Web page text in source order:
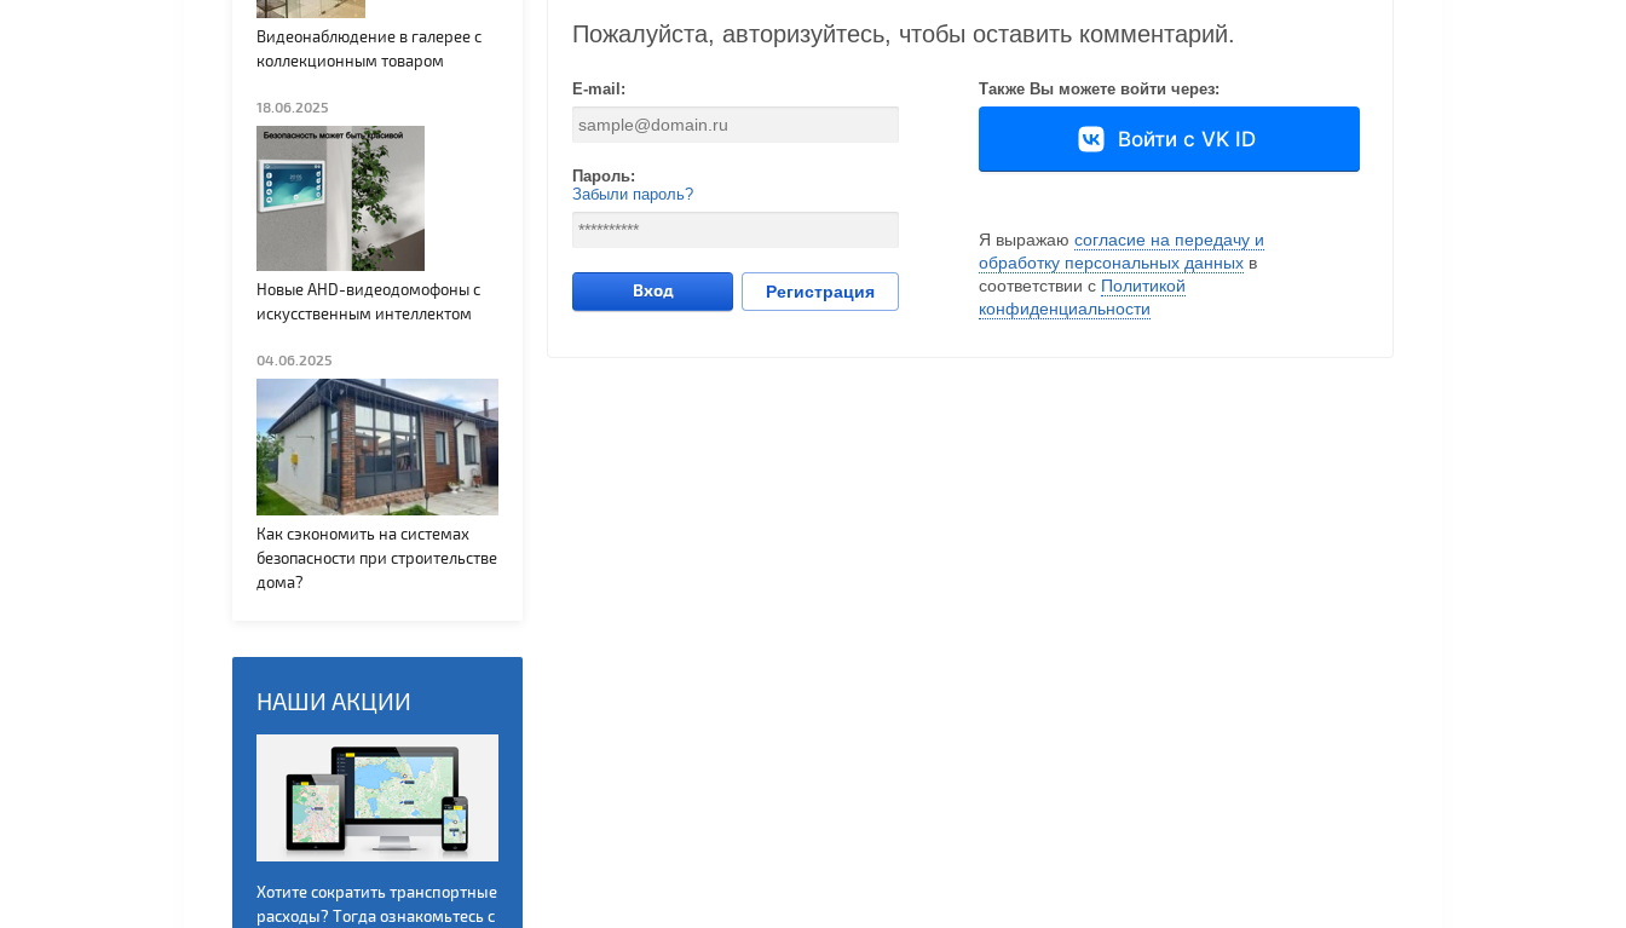
Видеонаблюдение в галерее с
коллекционным товаром
18.06.2025
Новые AHD-видеодомофоны с
искусственным интеллектом
04.06.2025
Как сэкономить на системах
безопасности при строительстве
дома?
НАШИ АКЦИИ
Хотите сократить транспортные
расходы? Тогда ознакомьтесь с
Пожалуйста, авторизуйтесь, чтобы оставить комментарий.
E-mail:
Пароль:
Забыли пароль?
Регистрация
Вход
Также Вы можете войти через:
Войти с VK ID
Я выражаю согласие на передачу и
обработку персональных данных в
соответствии с Политикой
конфиденциальности